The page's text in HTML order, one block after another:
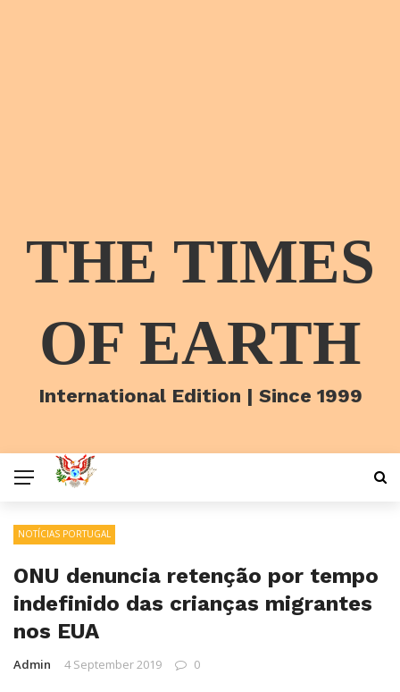
THE TIMES
OF EARTH
International Edition | Since 1999
NOTÍCIAS PORTUGAL
ONU denuncia retenção por tempo
indefinido das crianças migrantes
nos EUA
Admin 4 September 2019 0